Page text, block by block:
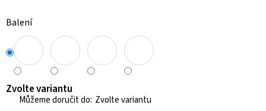
Balení
Zvolte variantu
Zvolte variantu